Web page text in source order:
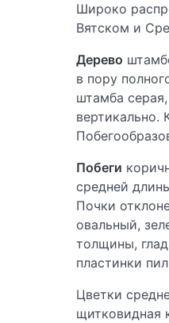
Широко
Вятском и
Дерево
в пору
штамба
вертикально.
Побеги
средней
Почки
овальный,
толщины,
пластинки
Цветки
щитковидная